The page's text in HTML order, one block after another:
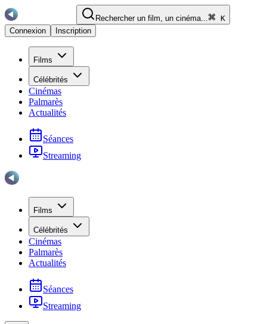
Rechercher un film, un cinéma...
K
Connexion
Inscription
Films
Célébrités
Cinémas
Palmarès
Actualités
Séances
Streaming
Films
Célébrités
Cinémas
Palmarès
Actualités
Séances
Streaming